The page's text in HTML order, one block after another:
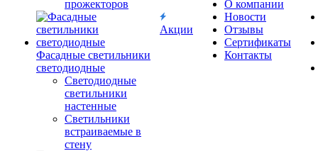
прожекторов
Фасадные светильники
светодиодные
Светодиодные
светильники
настенные
Светильники
встраиваемые в
стену
Акции
О компании
Новости
Отзывы
Сертификаты
Контакты